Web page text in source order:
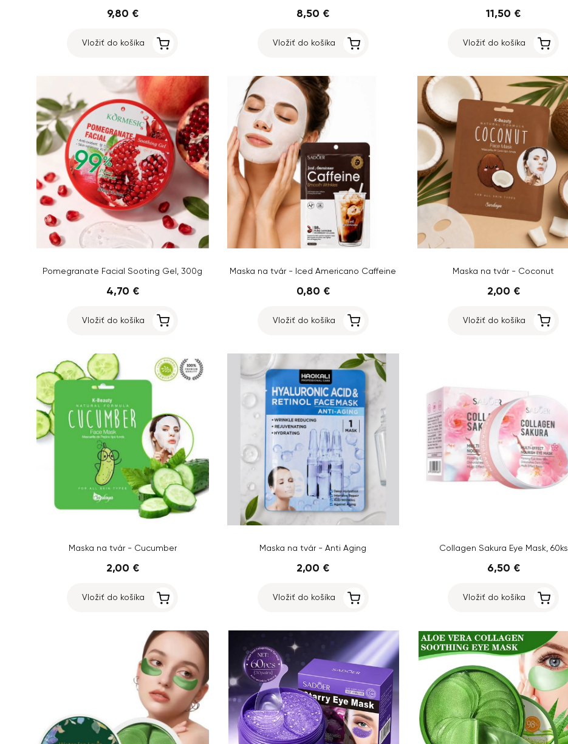
9,80 €
Vložiť do košíka
8,50 €
Vložiť do košíka
11,50 €
Vložiť do košíka
Pomegranate Facial Sooting Gel, 300g
4,70 €
Vložiť do košíka
Maska na tvár - Iced Americano Caffeine
0,80 €
Vložiť do košíka
Maska na tvár - Coconut
2,00 €
Vložiť do košíka
Maska na tvár - Cucumber
2,00 €
Vložiť do košíka
Maska na tvár - Anti Aging
2,00 €
Vložiť do košíka
Collagen Sakura Eye Mask, 60ks
6,50 €
Vložiť do košíka